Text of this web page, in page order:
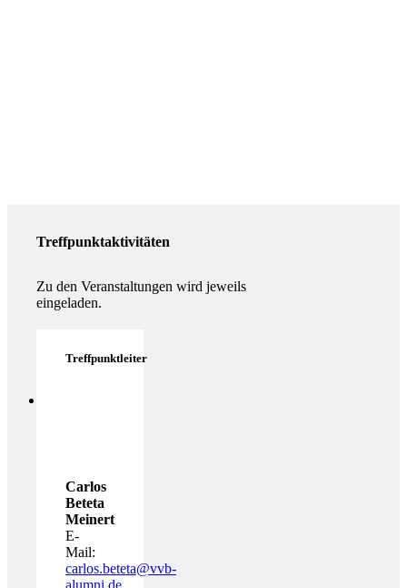
Treffpunktaktivitäten
Zu den Veranstaltungen wird jeweils
eingeladen.
Treffpunktleiter
Carlos
Beteta
Meinert
E-
Mail:
carlos.beteta@vvb-
alumni.de